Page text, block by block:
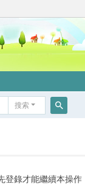
搜索
登錄才能繼續本操作